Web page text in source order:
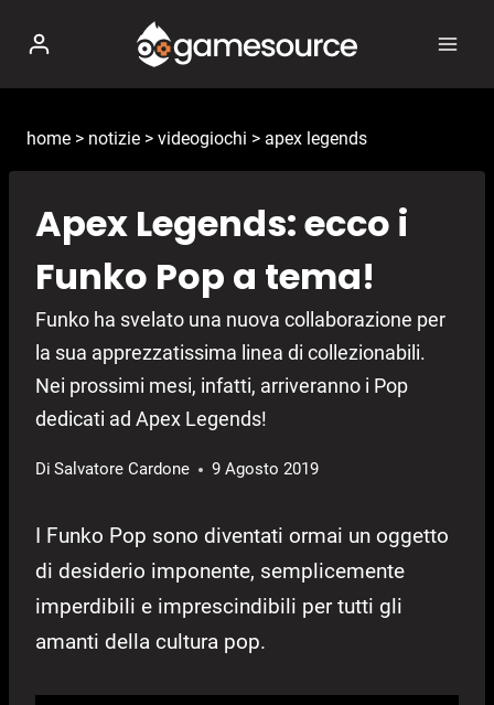
contenuto
home > notizie > videogiochi > apex legends
Apex Legends: ecco i
Funko Pop a tema!
Funko ha svelato una nuova collaborazione per
la sua apprezzatissima linea di collezionabili.
Nei prossimi mesi, infatti, arriveranno i Pop
dedicati ad Apex Legends!
Di Salvatore Cardone 9 Agosto 2019
I Funko Pop sono diventati ormai un oggetto
di desiderio imponente, semplicemente
imperdibili e imprescindibili per tutti gli
amanti della cultura pop.